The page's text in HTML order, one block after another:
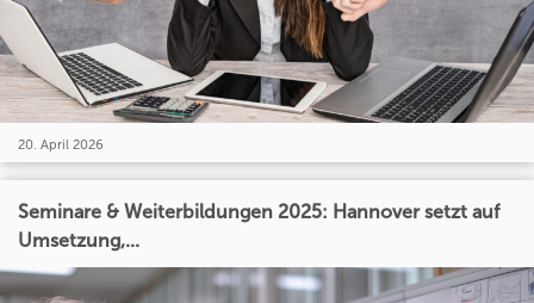
20. April 2026
Seminare & Weiterbildungen 2025: Hannover setzt auf
Umsetzung,...